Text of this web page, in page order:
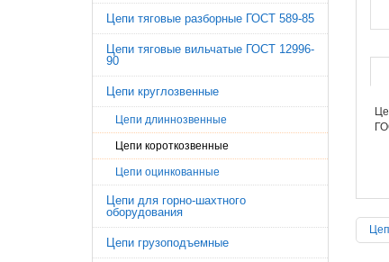
Цепи тяговые разборные ГОСТ 589-85
Цепи тяговые вильчатые ГОСТ 12996-
90
Цепи круглозвенные
Цепи длиннозвенные
Цепи короткозвенные
Цепи оцинкованные
Цепи для горно-шахтного
оборудования
Цепи грузоподъемные